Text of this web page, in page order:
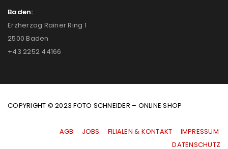
Baden:
Erzherzog Rainer Ring 1
2500 Baden
+43 2252 44166
COPYRIGHT © 2023 FOTO SCHNEIDER – ONLINE SHOP
AGB JOBS FILIALEN & KONTAKT
IMPRESSUM
|DATENSCHUTZ